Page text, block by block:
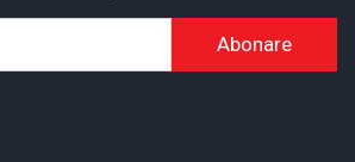
Abonare